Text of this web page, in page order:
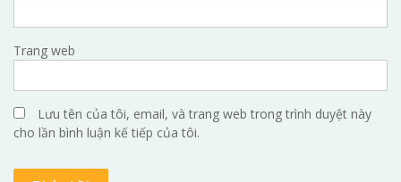
Trang web
Lưu tên của tôi, email, và trang web trong trình duyệt này
cho lần bình luận kế tiếp của tôi.